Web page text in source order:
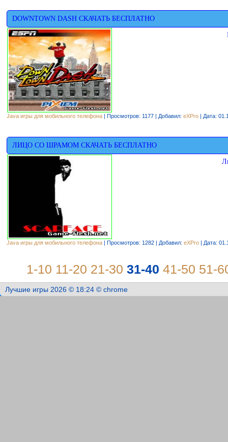
DOWNTOWN DASH СКАЧАТЬ БЕСПЛАТНО
Java игры для мобильного телефона | Просмотров: 1177 | Добавил: eXPro | Дата:
ЛИЦО СО ШРАМОМ СКАЧАТЬ БЕСПЛАТНО
Java игры для мобильного телефона | Просмотров: 1282 | Добавил: eXPro | Дата:
1-10 11-20 21-30 31-40 41-50 51-
Лучшие игры 2026 © 18:24 © chrome